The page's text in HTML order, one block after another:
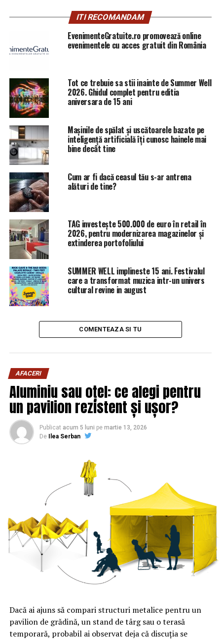
ITI RECOMANDAM
EvenimenteGratuite.ro promovează online
evenimentele cu acces gratuit din România
Tot ce trebuie sa stii inainte de Summer Well
2026. Ghidul complet pentru editia
aniversara de 15 ani
Mașinile de spălat și uscătoarele bazate pe
inteligență artificială îți cunosc hainele mai
bine decât tine
Cum ar fi dacă ceasul tău s-ar antrena
alături de tine?
TAG investește 500.000 de euro în retail în
2026, pentru modernizarea magazinelor și
extinderea portofoliului
SUMMER WELL implineste 15 ani. Festivalul
care a transformat muzica intr-un univers
cultural revine in august
COMENTEAZA SI TU
AFACERI
Aluminiu sau oțel: ce alegi pentru
un pavilion rezistent și ușor?
Publicat acum 5 luni pe martie 13, 2026
De
Ilea Serban
Dacă ai ajuns să compari structuri metalice pentru un
pavilion de grădină, un stand de târg sau o terasă
temporară, probabil ai observat deja că discuția se